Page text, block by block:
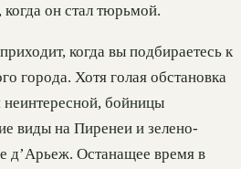
он стал тюрьмой.
когда вы подбираетесь к
города. Хотя голая обстановка
неинтересной, бойницы
виды на Пиренеи и зелено-
д’Арьеж. Останащее время в